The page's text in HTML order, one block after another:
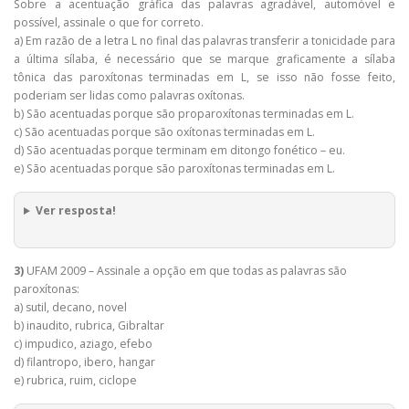
Sobre a acentuação gráfica das palavras agradável, automóvel e
possível, assinale o que for correto.
a) Em razão de a letra L no final das palavras transferir a tonicidade para
a última sílaba, é necessário que se marque graficamente a sílaba
tônica das paroxítonas terminadas em L, se isso não fosse feito,
poderiam ser lidas como palavras oxítonas.
b) São acentuadas porque são proparoxítonas terminadas em L.
c) São acentuadas porque são oxítonas terminadas em L.
d) São acentuadas porque terminam em ditongo fonético – eu.
e) São acentuadas porque são paroxítonas terminadas em L.
Ver resposta!
3) UFAM 2009 – Assinale a opção em que todas as palavras são
paroxítonas:
a) sutil, decano, novel
b) inaudito, rubrica, Gibraltar
c) impudico, aziago, efebo
d) filantropo, ibero, hangar
e) rubrica, ruim, ciclope